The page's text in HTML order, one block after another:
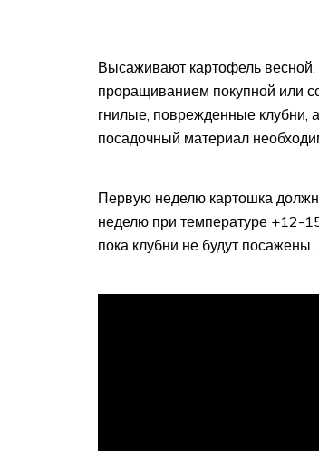
Высаживают картофель весной,
проращиванием покупной или
гнилые, поврежденные клубни,
посадочный материал
Первую неделю картошка
неделю при температуре +12-
пока клубни не будут посажены.